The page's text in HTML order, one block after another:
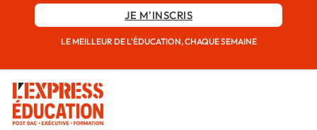
JE M'INSCRIS
LE MEILLEUR DE L'ÉDUCATION, CHAQUE SEMAINE